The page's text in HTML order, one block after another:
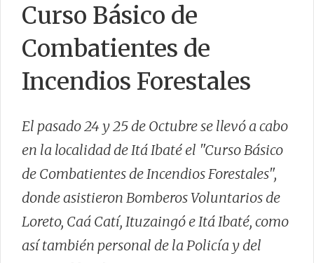
PROGRAMAS / PROYECTOS
ÁREAS / DPTOS.
INDICE DE INCENDIOS FORESTALES
SITIOS DE INTERÉS
GUIAS
CONTACTO
Curso Básico de
Combatientes de
Incendios Forestales
El pasado 24 y 25 de Octubre se llevó a cabo
en la localidad de Itá Ibaté el "Curso Básico
de Combatientes de Incendios Forestales",
donde asistieron Bomberos Voluntarios de
Loreto, Caá Catí, Ituzaingó e Itá Ibaté, como
así también personal de la Policía y del